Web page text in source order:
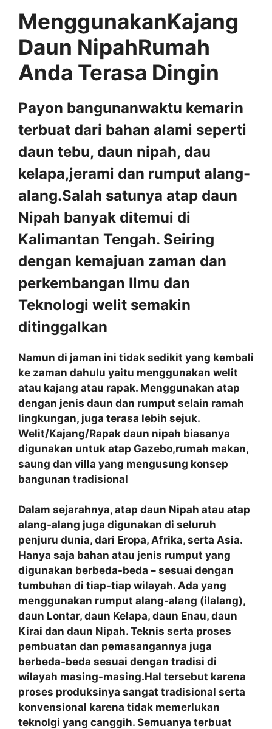
MenggunakanKajang
Daun NipahRumah
Anda Terasa Dingin
Payon bangunanwaktu kemarin
terbuat dari bahan alami seperti
daun tebu, daun nipah, dau
kelapa,jerami dan rumput alang-
alang.Salah satunya atap daun
Nipah banyak ditemui di
Kalimantan Tengah. Seiring
dengan kemajuan zaman dan
perkembangan Ilmu dan
Teknologi welit semakin
ditinggalkan
Namun di jaman ini tidak sedikit yang kembali
ke zaman dahulu yaitu menggunakan welit
atau kajang atau rapak. Menggunakan atap
dengan jenis daun dan rumput selain ramah
lingkungan, juga terasa lebih sejuk.
Welit/Kajang/Rapak daun nipah biasanya
digunakan untuk atap Gazebo,rumah makan,
saung dan villa yang mengusung konsep
bangunan tradisional
Dalam sejarahnya, atap daun Nipah atau atap
alang-alang juga digunakan di seluruh
penjuru dunia, dari Eropa, Afrika, serta Asia.
Hanya saja bahan atau jenis rumput yang
digunakan berbeda-beda – sesuai dengan
tumbuhan di tiap-tiap wilayah. Ada yang
menggunakan rumput alang-alang (ilalang),
daun Lontar, daun Kelapa, daun Enau, daun
Kirai dan daun Nipah. Teknis serta proses
pembuatan dan pemasangannya juga
berbeda-beda sesuai dengan tradisi di
wilayah masing-masing.Hal tersebut karena
proses produksinya sangat tradisional serta
konvensional karena tidak memerlukan
teknolgi yang canggih. Semuanya terbuat